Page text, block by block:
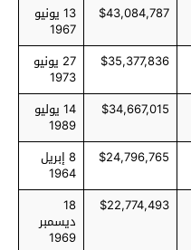
$43,084,787 13 يونيو
1967
$35,377,836 27 يونيو
1973
$34,667,015 14 يوليو
1989
$24,796,765 8 إبريل
1964
$22,774,493
18
ديسمبر
1969